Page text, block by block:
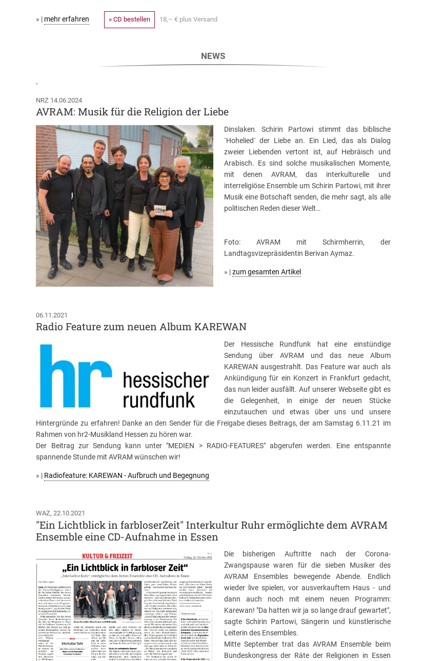
» | mehr erfahren » CD bestellen 18,– € plus Versand
NEWS
-
NRZ 14.06.2024
AVRAM: Musik für die Religion der Liebe
Dinslaken. Schirin Partowi stimmt das biblische
`Hohelied´ der Liebe an. Ein Lied, das als Dialog
zweier Liebenden vertont ist, auf Hebräisch und
Arabisch. Es sind solche musikalischen Momente,
mit denen AVRAM, das interkulturelle und
interreligiöse Ensemble um Schirin Partowi, mit ihrer
Musik eine Botschaft senden, die mehr sagt, als alle
politischen Reden dieser Welt…
Foto: AVRAM mit Schirmherrin, der
Landtagsvizepräsidentin Berivan Aymaz.
» |zum gesamten Artikel
06.11.2021
Radio Feature zum neuen Album KAREWAN
Der Hessische Rundfunk hat eine einstündige
Sendung über AVRAM und das neue Album
KAREWAN ausgestrahlt. Das Feature war auch als
Ankündigung für ein Konzert in Frankfurt gedacht,
das nun leider ausfällt. Auf unserer Webseite gibt es
die Gelegenheit, in einige der neuen Stücke
einzutauchen und etwas über uns und unsere
Hintergründe zu erfahren! Danke an den Sender für die Freigabe dieses Beitrags, der am Samstag 6.11.21 im
Rahmen von hr2-Musikland Hessen zu hören war.
Der Beitrag zur Sendung kann unter "MEDIEN > RADIO-FEATURES" abgerufen werden. Eine entspannte
spannende Stunde mit AVRAM wünschen wir!
» | Radiofeature: KAREWAN - Aufbruch und Begegnung
WAZ, 22.10.2021
"Ein Lichtblick in farbloserZeit" Interkultur Ruhr ermöglichte dem AVRAM
Ensemble eine CD-Aufnahme in Essen
Die bisherigen Auftritte nach der Corona-
Zwangspause waren für die sieben Musiker des
AVRAM Ensembles bewegende Abende. Endlich
wieder live spielen, vor ausverkauftem Haus - und
dann auch noch mit einem neuen Programm:
Karewan! "Da hatten wir ja so lange drauf gewartet",
sagte Schirin Partowi, Sängerin und künstlerische
Leiterin des Ensembles.
Mitte September trat das AVRAM Ensemble beim
Bundeskongress der Räte der Religionen in Essen